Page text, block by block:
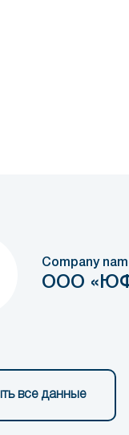
Company
ООО
все данные